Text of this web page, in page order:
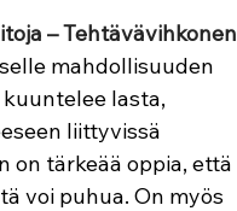
– Tehtävävihkonen
mahdollisuuden
lasta,
liittyvissä
on tärkeää oppia, että
voi puhua. On myös